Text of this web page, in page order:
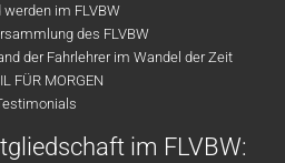
werden im FLVBW
des FLVBW
der Fahrlehrer im Wandel der Zeit
FÜR MORGEN
im FLVBW: